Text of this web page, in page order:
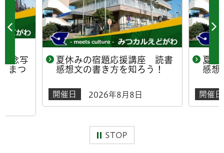
念写
まつ
夏休みの宿題応援講座 読書
感想文の書き方を知ろう！
開催日 2026年8月8日
夏
感想
開催日
STOP